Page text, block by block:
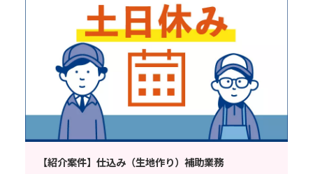
【紹介案件】仕込み（生地作り）補助業務